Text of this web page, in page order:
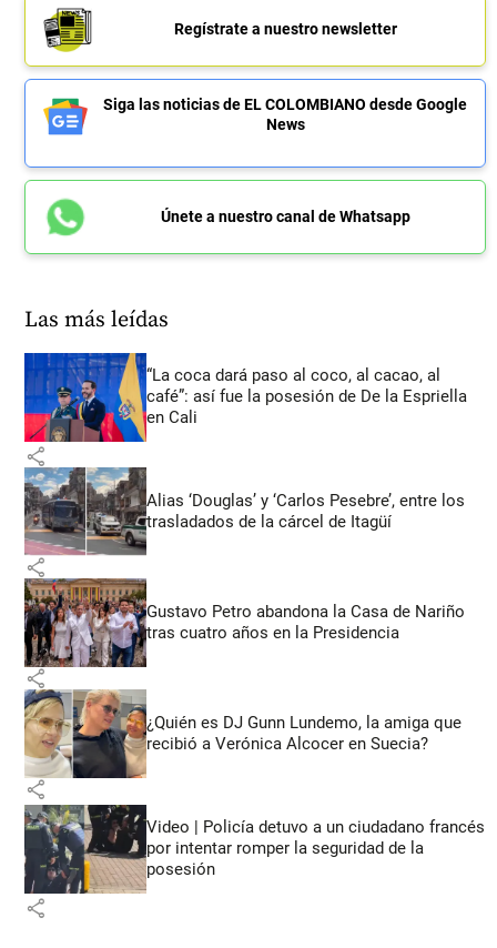
Regístrate a nuestro newsletter
Siga las noticias de EL COLOMBIANO desde Google
News
Únete a nuestro canal de Whatsapp
Las más leídas
“La coca dará paso al coco, al cacao, al
café”: así fue la posesión de De la Espriella
en Cali
share
Alias ‘Douglas’ y ‘Carlos Pesebre’, entre los
trasladados de la cárcel de Itagüí
share
Gustavo Petro abandona la Casa de Nariño
tras cuatro años en la Presidencia
share
¿Quién es DJ Gunn Lundemo, la amiga que
recibió a Verónica Alcocer en Suecia?
share
Video | Policía detuvo a un ciudadano francés
por intentar romper la seguridad de la
posesión
share